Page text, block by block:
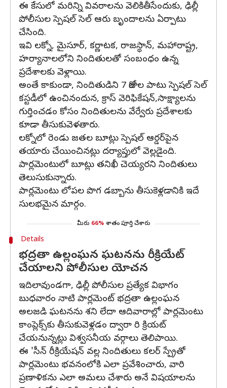
ఈ కేసులో మరిన్ని వివరాలను వెలికితీసేందుకు, ఢిల్లీ
పోలీసుల స్పెషల్ సెల్ ఆరు బృందాలను ఏర్పాటు
చేసింది.
ఇవి లక్నో, మైసూర్, కర్ణాటక, రాజస్థాన్, మహారాష్ట్ర,
హర్యానాలలోని నిందితులతో సంబంధం ఉన్న
ప్రదేశాలకు వెళ్లాయి.
అంతే కాకుండా, నిందితుడిని 7 రోజుల పాటు స్పెషల్ సెల్
కస్టడీలో ఉంచినందున, క్రాస్ వెరిఫికేషన్,సాక్ష్యాలను
గుర్తించడం కోసం నిందితులను వేర్వేరు ప్రదేశాలకు
కూడా తీసుకువెళతారు.
లక్నోలో రెండు జతల బూట్లు స్పెషల్ ఆర్డర్‌పైన
తయారు చేయించినట్లు దర్యాప్తులో వెల్లడైంది.
పార్లమెంటులో బూట్లు తనిఖీ చెయ్యరని నిందితులు
తెలుసుకున్నారు.
పార్లమెంటు లోపల పొగ డబ్బాను తీసుకెళ్లడానికి ఇదే
సులభమైన మార్గం.
మీరు 66% శాతం పూర్తి చేశారు
Details
భద్రతా ఉల్లంఘన ఘటనను రీక్రియేట్‌
చేయాలని పోలీసుల యోచన
ఇదిలావుండగా, ఢిల్లీ పోలీసుల ప్రత్యేక విభాగం
బుధవారం నాటి పార్లమెంట్ భద్రతా ఉల్లంఘన
అలజడి ఘటనను శని లేదా ఆదివారాల్లో పార్లమెంటు
కాంప్లెక్స్‌కు తీసుకువెళ్లడం ద్వారా రి క్రియట్
చేయనున్నట్లు విశ్వసనీయ వర్గాలు తెలిపాయి.
ఈ 'సీన్‌ రీక్రియేషన్‌ వల్ల నిందితులు కలర్ స్ప్రేతో
పార్లమెంటు భవనంలోకి ఎలా ప్రవేశించారు, వారి
ప్రణాళికను ఎలా అమలు చేశారు అనే విషయాలను